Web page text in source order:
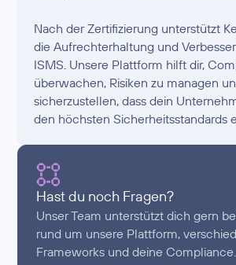
Nach der Zertifizierung unterstützt
die Aufrechterhaltung und
ISMS. Unsere Plattform hilft dir,
überwachen, Risiken zu managen
sicherzustellen, dass dein
den höchsten Sicherheitsstandards
Hast du noch Fragen?
Unser Team unterstützt dich gern
rund um unsere Plattform,
Frameworks und deine Compliance.